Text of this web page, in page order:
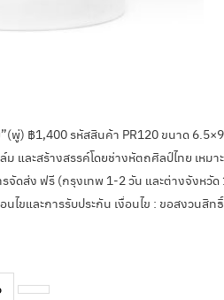
พู่) ฿1,400 รหัสสินค้า PR120 ขนาด
ละสร้างสรรค์โดยช่างหัตถศิลป์ไทย เหม
จัดส่ง ฟรี (กรุงเทพ 1-2 วัน และต่างจังหวั
นไขและการรับประกัน เงื่อนไข : ขอสงว